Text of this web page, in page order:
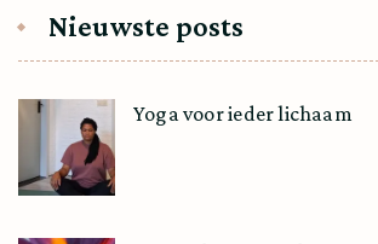
Nieuwste posts
Yoga voor ieder lichaam